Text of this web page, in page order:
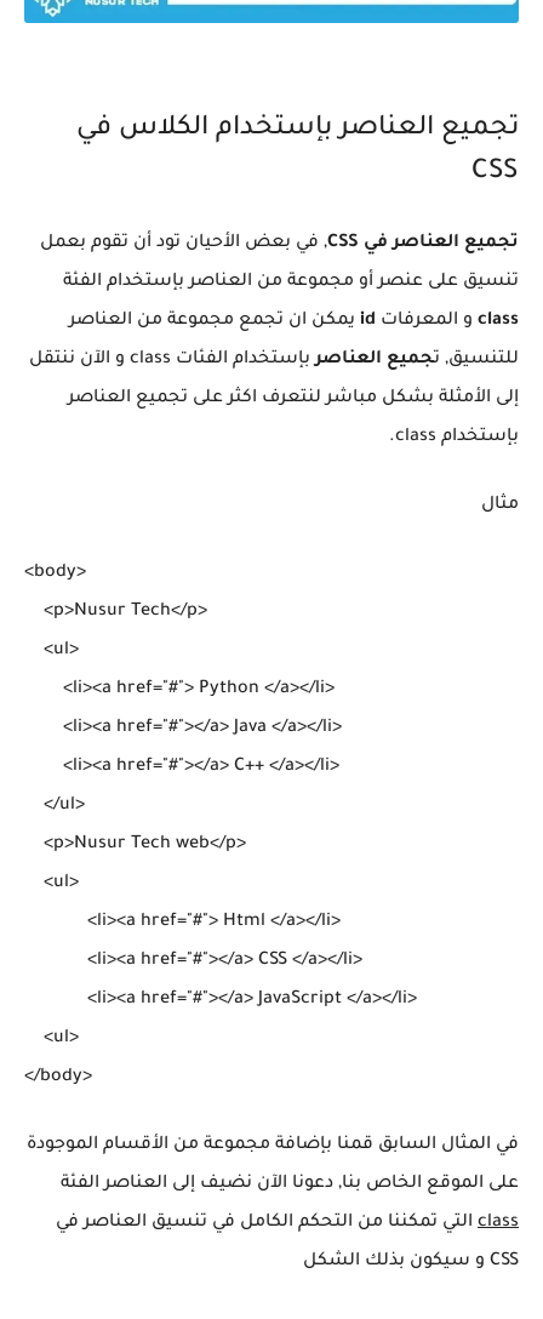
تجميع العناصر بإستخدام الكلاس في
CSS
تجميع العناصر في CSS
, في بعض الأحيان تود أن تقوم بعمل
تنسيق على عنصر أو مجموعة من العناصر بإستخدام الفئة
class و المعرفات id يمكن ان تجمع مجموعة من العناصر
للتنسيق, تجميع العناصر
بإستخدام الفئات class و الآن ننتقل
إلى الأمثلة بشكل مباشر لنتعرف اكثر على تجميع العناصر
بإستخدام class.
مثال
<body>
    <p>Nusur Tech</p>
    <ul>
        <li><a href="#"> Python </a></li>
        <li><a href="#"></a> Java </a></li>
        <li><a href="#"></a> C++ </a></li>
    </ul>
    <p>Nusur Tech web</p>
    <ul>
    <ul>
في المثال السابق قمنا بإضافة مجموعة من الأقسام الموجودة
على الموقع الخاص بنا, دعونا الآن نضيف إلى العناصر الفئة
class التي تمكننا من التحكم الكامل في تنسيق العناصر في
CSS و سيكون بذلك الشكل